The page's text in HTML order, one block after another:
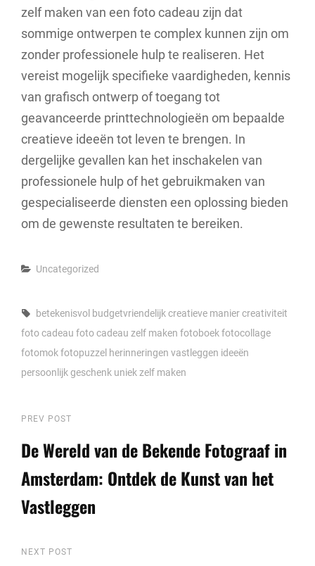
zelf maken van een foto cadeau zijn dat
sommige ontwerpen te complex kunnen zijn om
zonder professionele hulp te realiseren. Het
vereist mogelijk specifieke vaardigheden, kennis
van grafisch ontwerp of toegang tot
geavanceerde printtechnologieën om bepaalde
creatieve ideeën tot leven te brengen. In
dergelijke gevallen kan het inschakelen van
professionele hulp of het gebruikmaken van
gespecialiseerde diensten een oplossing bieden
om de gewenste resultaten te bereiken.
Categories
Uncategorized
Tags,
betekenisvol budgetvriendelijkcreatieve maniercreativiteit
foto cadeau foto cadeau zelf maken fotoboekfotocollage
fotomokfotopuzzel herinneringen vastleggen ideeën
persoonlijk geschenk uniekzelf maken
Berichtnavigatie
Previous
Post
PREV POST
De Wereld van de Bekende Fotograaf in
Amsterdam: Ontdek de Kunst van het
Vastleggen
Next
NEXT POST